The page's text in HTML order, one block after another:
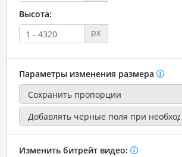
Высота:
px
Параметры изменения размера
Изменить битрейт видео: